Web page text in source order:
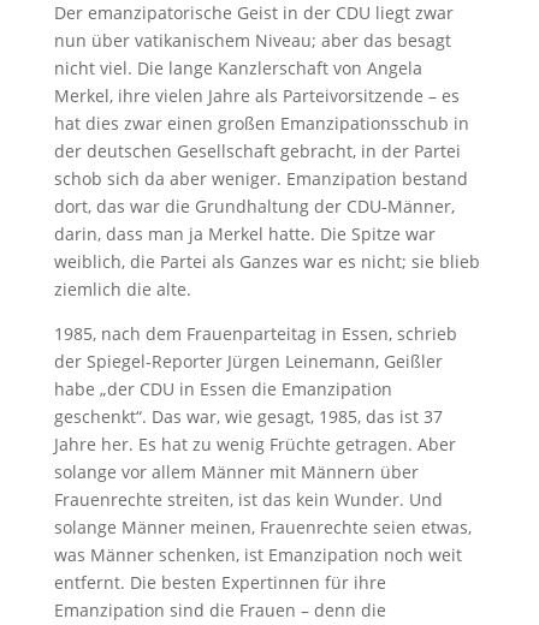
Der emanzipatorische Geist in der CDU liegt zwar
nun über vatikanischem Niveau; aber das besagt
nicht viel. Die lange Kanzlerschaft von Angela
Merkel, ihre vielen Jahre als Parteivorsitzende – es
hat dies zwar einen großen Emanzipationsschub in
der deutschen Gesellschaft gebracht, in der Partei
schob sich da aber weniger. Emanzipation bestand
dort, das war die Grundhaltung der CDU-Männer,
darin, dass man ja Merkel hatte. Die Spitze war
weiblich, die Partei als Ganzes war es nicht; sie blieb
ziemlich die alte.
1985, nach dem Frauenparteitag in Essen, schrieb
der Spiegel-Reporter Jürgen Leinemann, Geißler
habe „der CDU in Essen die Emanzipation
geschenkt“. Das war, wie gesagt, 1985, das ist 37
Jahre her. Es hat zu wenig Früchte getragen. Aber
solange vor allem Männer mit Männern über
Frauenrechte streiten, ist das kein Wunder. Und
solange Männer meinen, Frauenrechte seien etwas,
was Männer schenken, ist Emanzipation noch weit
entfernt. Die besten Expertinnen für ihre
Emanzipation sind die Frauen – denn die